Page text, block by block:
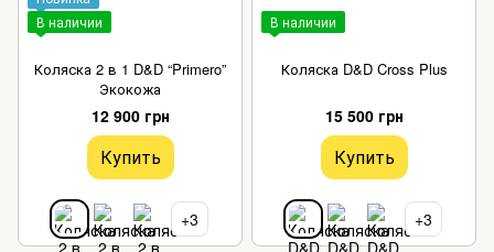
В наличии
Коляска 2 в 1 D&D “Primero”
Экокожа
12 900 грн
Купить
+3
В наличии
Коляска D&D Cross Plus
15 500 грн
Купить
+3